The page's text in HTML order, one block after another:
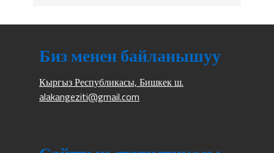
Биз менен байланышуу
Кыргыз Республикасы, Бишкек ш.
alakangeziti@gmail.com